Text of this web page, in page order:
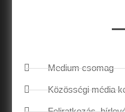
Medium csomag
Közösségi média